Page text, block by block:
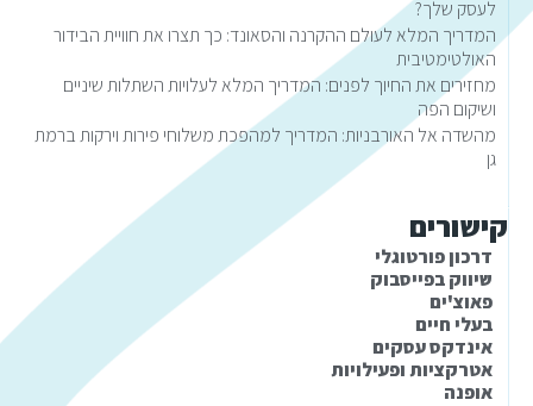
לעסק שלך?
המדריך המלא לעולם ההקרנה והסאונד: כך תצרו את חוויית הבידור
האולטימטיבית
מחזירים את החיוך לפנים: המדריך המלא לעלויות השתלות שיניים
ושיקום הפה
מהשדה אל האורבניות: המדריך למהפכת משלוחי פירות וירקות ברמת
גן
קישורים
דרכון פורטוגלי
שיווק בפייסבוק
פאוצ'ים
בעלי חיים
אינדקס עסקים
אטרקציות ופעילויות
אופנה